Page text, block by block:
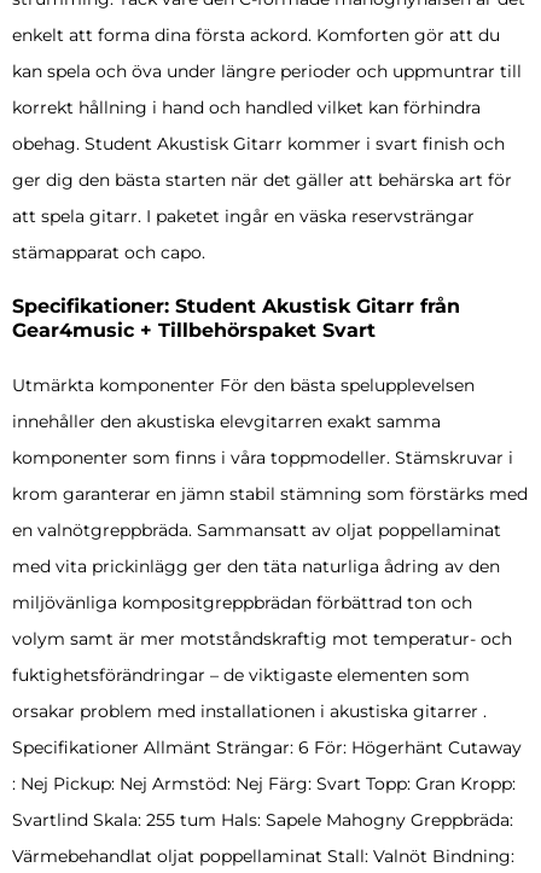
enkelt att forma dina första ackord. Komforten gör att du
kan spela och öva under längre perioder och uppmuntrar till
korrekt hållning i hand och handled vilket kan förhindra
obehag. Student Akustisk Gitarr kommer i svart finish och
ger dig den bästa starten när det gäller att behärska art för
att spela gitarr. I paketet ingår en väska reservsträngar
stämapparat och capo.
Specifikationer: Student Akustisk Gitarr från
Gear4music + Tillbehörspaket Svart
Utmärkta komponenter För den bästa spelupplevelsen
innehåller den akustiska elevgitarren exakt samma
komponenter som finns i våra toppmodeller. Stämskruvar i
krom garanterar en jämn stabil stämning som förstärks med
en valnötgreppbräda. Sammansatt av oljat poppellaminat
med vita prickinlägg ger den täta naturliga ådring av den
miljövänliga kompositgreppbrädan förbättrad ton och
volym samt är mer motståndskraftig mot temperatur- och
fuktighetsförändringar – de viktigaste elementen som
orsakar problem med installationen i akustiska gitarrer .
Specifikationer Allmänt Strängar: 6 För: Högerhänt Cutaway
: Nej Pickup: Nej Armstöd: Nej Färg: Svart Topp: Gran Kropp:
Svartlind Skala: 255 tum Hals: Sapele Mahogny Greppbräda:
Värmebehandlat oljat poppellaminat Stall: Valnöt Bindning: